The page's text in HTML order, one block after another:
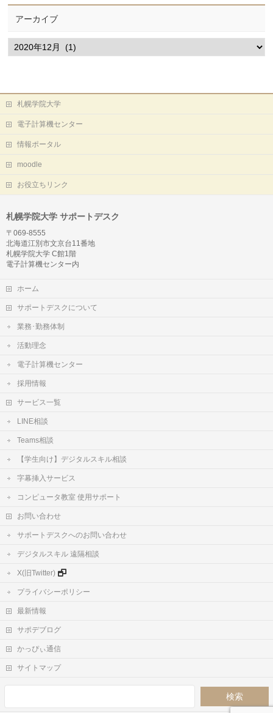
アーカイブ
ア
ー
札幌学院大学
電子計算機センター
情報ポータル
moodle
お役立ちリンク
札幌学院大学 サポートデスク
〒069-8555
北海道江別市文京台11番地
札幌学院大学 C館1階
電子計算機センター内
ホーム
サポートデスクについて
業務･勤務体制
活動理念
電子計算機センター
採用情報
サービス一覧
LINE相談
Teams相談
【学生向け】デジタルスキル相談
字幕挿入サービス
コンピュータ教室 使用サポート
お問い合わせ
サポートデスクへのお問い合わせ
デジタルスキル 遠隔相談
X(旧Twitter)
プライバシーポリシー
最新情報
サポデブログ
かっぴぃ通信
サイトマップ